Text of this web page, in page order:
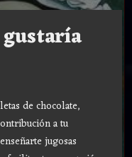
de chocolate,
a tu
jugosas